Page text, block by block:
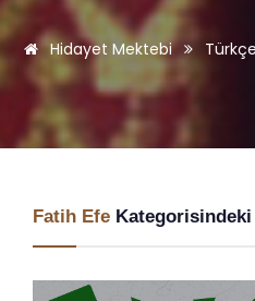
Hidayet Mektebi
Fatih Efe